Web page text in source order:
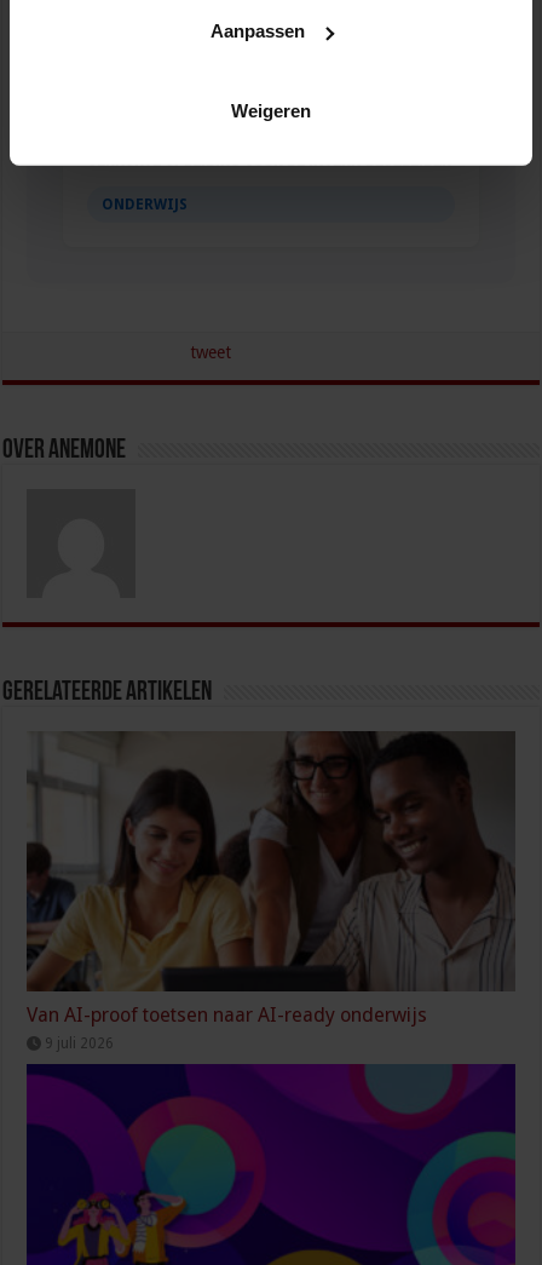
Aanpassen
Weigeren
Verkorte opleiding voor de Intern Begeleider
ONDERWIJS
tweet
Over Anemone
Gerelateerde Artikelen
Van AI-proof toetsen naar AI-ready onderwijs
9 juli 2026